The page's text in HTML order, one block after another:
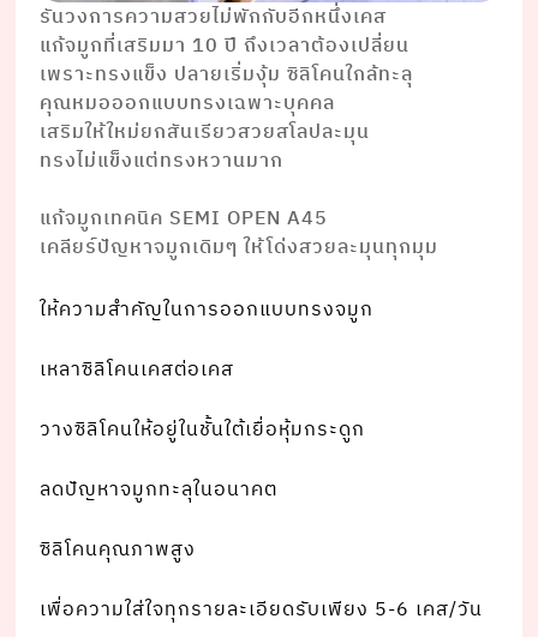
รันวงการความสวยไม่พักกับอีกหนึ่งเคส
แก้จมูกที่เสริมมา 10 ปี ถึงเวลาต้องเปลี่ยน
เพราะทรงแข็ง ปลายเริ่มงุ้ม ซิลิโคนใกล้ทะลุ
คุณหมอออกแบบทรงเฉพาะบุคคล
เสริมให้ใหม่ยกสันเรียวสวยสโลปละมุน
ทรงไม่แข็งแต่ทรงหวานมาก
แก้จมูกเทคนิค SEMI OPEN A45
เคลียร์ปัญหาจมูกเดิมๆ ให้โด่งสวยละมุนทุกมุม
ให้ความสำคัญในการออกแบบทรงจมูก
เหลาซิลิโคนเคสต่อเคส
วางซิลิโคนให้อยู่ในชั้นใต้เยื่อหุ้มกระดูก
ลดปัญหาจมูกทะลุในอนาคต
ซิลิโคนคุณภาพสูง
เพื่อความใส่ใจทุกรายละเอียดรับเพียง 5-6 เคส/วัน